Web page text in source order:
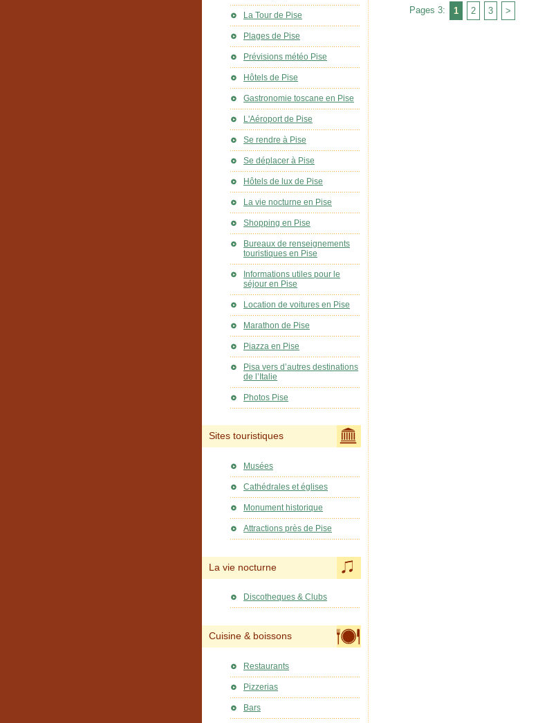
Pages 3: 1 2 3 >
La Tour de Pise
Plages de Pise
Prévisions météo Pise
Hôtels de Pise
Gastronomie toscane en Pise
L'Aéroport de Pise
Se rendre à Pise
Se déplacer à Pise
Hôtels de lux de Pise
La vie nocturne en Pise
Shopping en Pise
Bureaux de renseignements
touristiques en Pise
Informations utiles pour le
séjour en Pise
Location de voitures en Pise
Marathon de Pise
Piazza en Pise
Pisa vers d’autres destinations
de l’Italie
Photos Pise
Sites touristiques
Musées
Cathédrales et églises
Monument historique
Attractions près de Pise
La vie nocturne
Discotheques & Clubs
Cuisine & boissons
Restaurants
Pizzerias
Bars